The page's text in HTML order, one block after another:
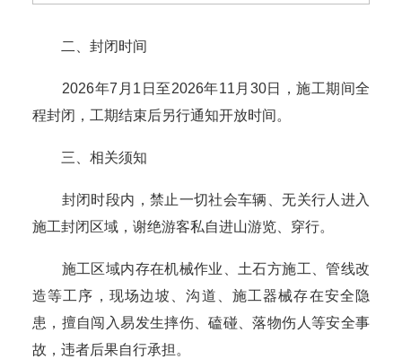
二、封闭时间
2026年7月1日至2026年11月30日，施工期间全
程封闭，工期结束后另行通知开放时间。
三、相关须知
封闭时段内，禁止一切社会车辆、无关行人进入
施工封闭区域，谢绝游客私自进山游览、穿行。
施工区域内存在机械作业、土石方施工、管线改
造等工序，现场边坡、沟道、施工器械存在安全隐
患，擅自闯入易发生摔伤、磕碰、落物伤人等安全事
故，违者后果自行承担。